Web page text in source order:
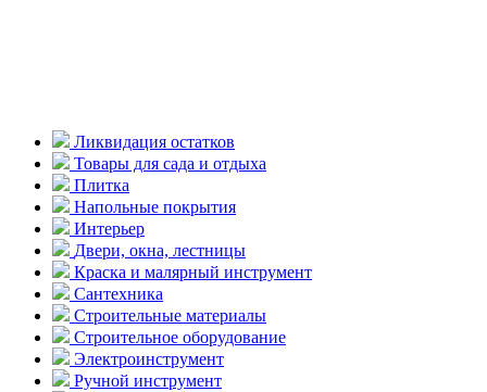
Ликвидация остатков
Товары для сада и отдыха
Плитка
Напольные покрытия
Интерьер
Двери, окна, лестницы
Краска и малярный инструмент
Сантехника
Строительные материалы
Строительное оборудование
Электроинструмент
Ручной инструмент